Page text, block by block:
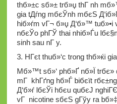
thб»±c sб»± trб»џ thГ nh
gia tДѓng mбєЎnh mбєЅ
hiб»ѓm vГ¬ б»џ Д‘б»™ tuб»•i
nбєЎo phГЎ thai nhiб»Ѓu
sinh sau nГ y.
3. HГєt thuб»‘c trong thб»ќi
Mб»™t sб»‘ phб»Ґ nб»Ї trбє»
mГ khГґng hб»Ѓ biбєїt
Д‘б»ѓ lбєЎi hбє­u quбєЈ
vГ nicotine sбєЅ gГўy ra